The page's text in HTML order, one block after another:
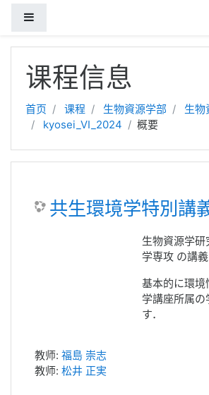
课程信息
首页 课程 生物資源学部
生物
kyosei_VI_2024
概要
共生環境学特別講
生物資源学研
学専攻 の講義
基本的に環境
学講座所属の
す．
教师: 福島 崇志
教师: 松井 正実